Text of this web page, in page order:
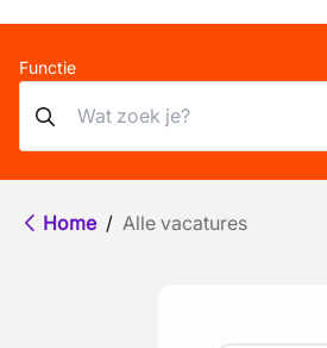
Functie
Home / Alle vacatures